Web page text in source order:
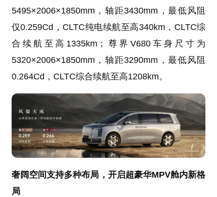
5495×2006×1850mm，轴距3430mm，最低风阻
仅0.259Cd，CLTC纯电续航至高340km，CLTC综
合续航至高1335km；尊界V680车身尺寸为
5320×2006×1850mm，轴距3290mm，最低风阻
0.264Cd，CLTC综合续航至高1208km。
奢阔空间支持多种布局，开启超豪华MPV舱内新格
局